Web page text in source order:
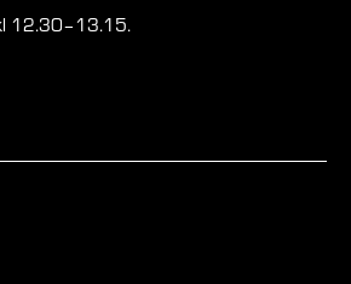
12.30–13.15.